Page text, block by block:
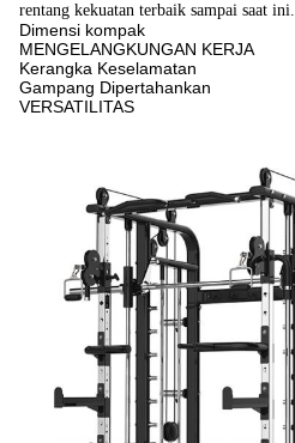
rentang kekuatan terbaik sampai saat ini.
Dimensi kompak
MENGELANGKUNGAN KERJA
Kerangka Keselamatan
Gampang Dipertahankan
VERSATILITAS